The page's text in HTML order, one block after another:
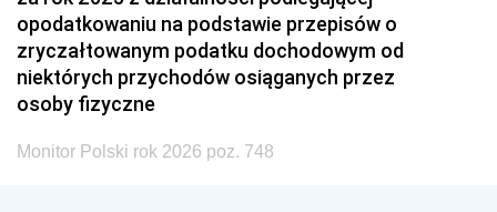
opodatkowaniu na podstawie przepisów o
zryczałtowanym podatku dochodowym od
niektórych przychodów osiąganych przez
osoby fizyczne
Monitor Polski rok 2026 poz. 748